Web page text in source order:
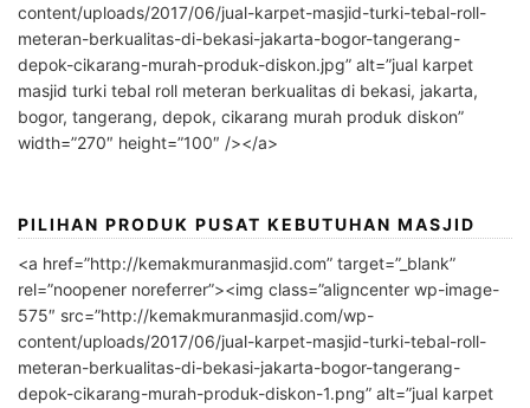
content/uploads/2017/06/jual-karpet-masjid-turki-tebal-roll-
meteran-berkualitas-di-bekasi-jakarta-bogor-tangerang-
depok-cikarang-murah-produk-diskon.jpg” alt=”jual karpet
masjid turki tebal roll meteran berkualitas di bekasi, jakarta,
bogor, tangerang, depok, cikarang murah produk diskon”
width=”270″ height=”100″ /></a>
PILIHAN PRODUK PUSAT KEBUTUHAN MASJID
<a href=”http://kemakmuranmasjid.com” target=”_blank”
rel=”noopener noreferrer”><img class=”aligncenter wp-image-
575″ src=”http://kemakmuranmasjid.com/wp-
content/uploads/2017/06/jual-karpet-masjid-turki-tebal-roll-
meteran-berkualitas-di-bekasi-jakarta-bogor-tangerang-
depok-cikarang-murah-produk-diskon-1.png” alt=”jual karpet